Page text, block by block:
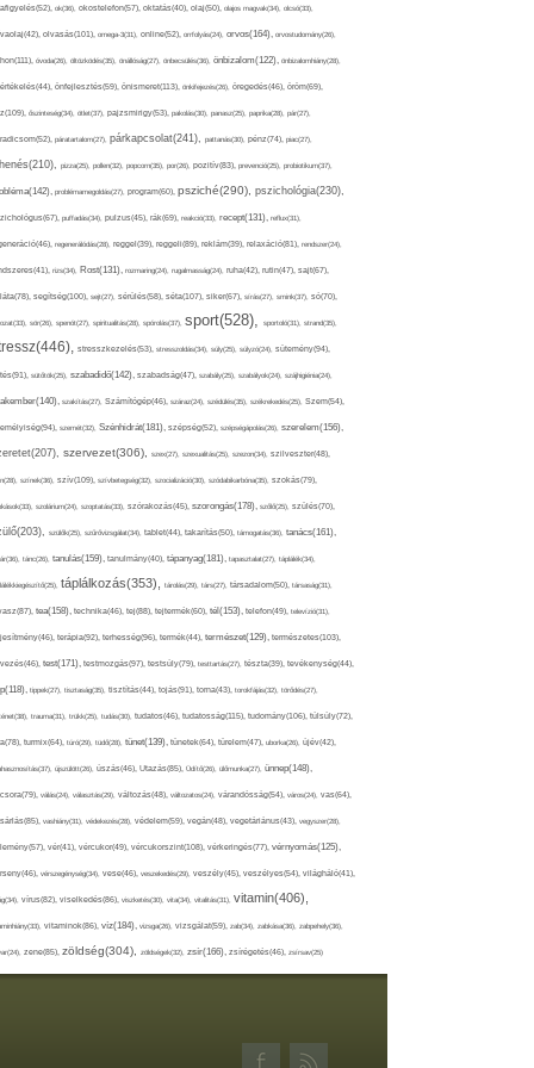
ok(36), okostelefon(57), oktatás(40), olaj(50), olajos magvak(34), olcsó(33),
olvasás(101), omega-3(31), online(52), orrfolyás(24), orvos(164), orvostudomány(26),
óvoda(26), öltözködés(35), önállóság(27), önbecsülés(36), önbizalom(122), önbizalomhiány(28),
önfejlesztés(59), önismeret(113), önkifejezés(26), öregedés(46), öröm(69),
őszinteség(34), ötlet(37), pajzsmirigy(53), pakolás(30), panasz(25), paprika(28), pár(27),
páratartalom(27), párkapcsolat(241), pattanás(30), pénz(74), piac(27),
pizza(25), pollen(32), popcorn(35), por(26), pozitív(83), prevenció(25), probiotikum(37),
problémamegoldás(27), program(60), psziché(290), pszichológia(230),
puffadás(34), pulzus(45), rák(69), reakció(33), recept(131), reflux(31),
regenerálódás(28), reggel(39), reggeli(89), reklám(39), relaxáció(81), rendszer(24),
rizs(34), Rost(131), rozmaring(24), rugalmasság(24), ruha(42), rutin(47), sajt(67),
segítség(100), sejt(27), sérülés(58), séta(107), siker(67), sírás(27), smink(37), só(70),
sör(26), spenót(27), spiritualitás(28), spórolás(37), sport(528), sportoló(31), strand(35),
stresszkezelés(53), stresszoldás(34), súly(25), súlyzó(24), sütemény(94),
sütőtök(25), szabadidő(142), szabadság(47), szabály(25), szabályok(24), szájhigiénia(24),
szakítás(27), Számítógép(46), száraz(24), szédülés(35), székrekedés(25), Szem(54),
szemét(32), Szénhidrát(181), szépség(52), szépségápolás(26), szerelem(156),
szervezet(306), szex(27), szexualitás(25), szezon(34), szilveszter(48),
színek(36), szív(109), szívbetegség(32), szocializáció(30), szódabikarbóna(35), szokás(79),
szolárium(24), szoptatás(33), szórakozás(45), szorongás(178), szőlő(25), szülés(70),
szülők(25), szűrővizsgálat(34), tablet(44), takarítás(50), támogatás(36), tanács(161),
tánc(26), tanulás(159), tanulmány(40), tápanyag(181), tapasztalat(27), táplálék(34),
táplálkozás(353), tárolás(29), társ(27), társadalom(50), társaság(31),
tea(158), technika(46), tej(88), tejtermék(60), tél(153), telefon(49), televízió(31),
terápia(92), terhesség(96), termék(44), természet(129), természetes(103),
test(171), testmozgás(97), testsúly(79), testtartás(27), tészta(39), tevékenység(44),
tippek(27), tisztaság(35), tisztítás(44), tojás(91), torna(43), torokfájás(32), törődés(27),
trauma(31), trükk(25), tudás(30), tudatos(46), tudatosság(115), tudomány(106), túlsúly(72),
turmix(64), túró(29), tüdő(28), tünet(139), tünetek(64), türelem(47), uborka(26), újév(42),
újszülött(26), úszás(46), Utazás(85), Üdítő(26), ülőmunka(27), ünnep(148),
válás(24), választás(29), változás(48), változatos(24), várandósság(54), város(24), vas(64),
vashiány(31), védekezés(28), védelem(59), vegán(48), vegetáriánus(43), vegyszer(28),
vér(41), vércukor(49), vércukorszint(108), vérkeringés(77), vérnyomás(125),
vérszegénység(34), vese(46), veszekedés(29), veszély(45), veszélyes(54), világháló(41),
vírus(82), viselkedés(86), viszketés(30), vita(34), vitalitás(31), vitamin(406),
vitaminok(86), víz(184), vizsga(26), vizsgálat(59), zab(34), zabkása(36), zabpehely(36),
zene(85), zöldség(304), zöldségek(32), zsír(166), zsírégetés(46), zsírsav(25)